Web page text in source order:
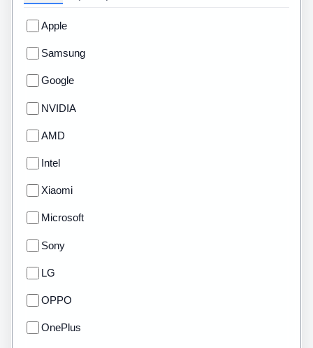
Apple
Samsung
Google
NVIDIA
AMD
Intel
Xiaomi
Microsoft
Sony
LG
OPPO
OnePlus